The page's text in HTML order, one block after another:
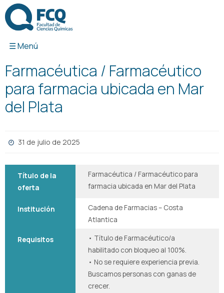
contenido
Farmacéutica / Farmacéutico
para farmacia ubicada en Mar
del Plata
31 de julio de 2025
Título de la
oferta
Farmacéutica / Farmacéutico para
farmacia ubicada en Mar del Plata
Institución
Cadena de Farmacias – Costa
Atlantica
Requisitos
• Título de Farmacéutico/a
habilitado con bloqueo al 100%.
• No se requiere experiencia previa.
Buscamos personas con ganas de
crecer.